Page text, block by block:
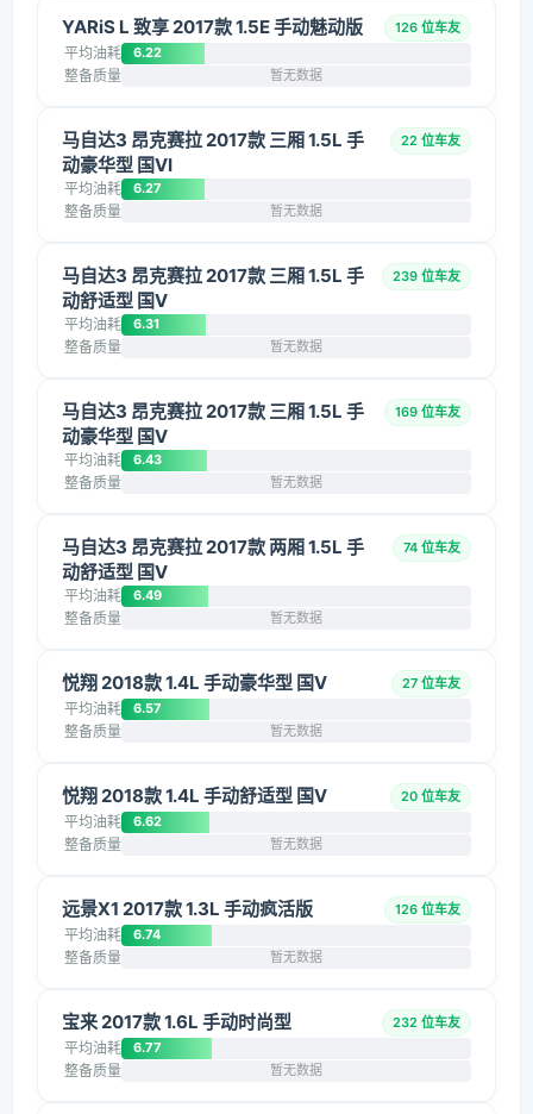
YARiS L 致享 2017款 1.5E 手动魅动版 126 位车友
平均油耗 6.22
整备质量 暂无数据
马自达3 昂克赛拉 2017款 三厢 1.5L 手
动豪华型 国VI
22 位车友
平均油耗 6.27
整备质量 暂无数据
马自达3 昂克赛拉 2017款 三厢 1.5L 手
动舒适型 国V
239 位车友
平均油耗 6.31
整备质量 暂无数据
马自达3 昂克赛拉 2017款 三厢 1.5L 手
动豪华型 国V
169 位车友
平均油耗 6.43
整备质量 暂无数据
马自达3 昂克赛拉 2017款 两厢 1.5L 手
动舒适型 国V
74 位车友
平均油耗 6.49
整备质量 暂无数据
悦翔 2018款 1.4L 手动豪华型 国V 27 位车友
平均油耗 6.57
整备质量 暂无数据
悦翔 2018款 1.4L 手动舒适型 国V 20 位车友
平均油耗 6.62
整备质量 暂无数据
远景X1 2017款 1.3L 手动疯活版 126 位车友
平均油耗 6.74
整备质量 暂无数据
宝来 2017款 1.6L 手动时尚型 232 位车友
平均油耗 6.77
整备质量 暂无数据